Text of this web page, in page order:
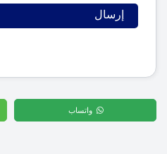
واتساب